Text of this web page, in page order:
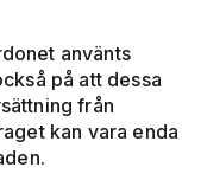
använts
på att dessa
från
kan vara enda